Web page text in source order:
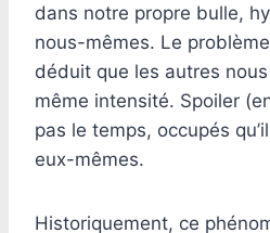
dans notre propre bulle,
nous-mêmes. Le
déduit que les autres
même intensité. Spoiler
pas le temps, occupés
eux-mêmes.
Historiquement, ce